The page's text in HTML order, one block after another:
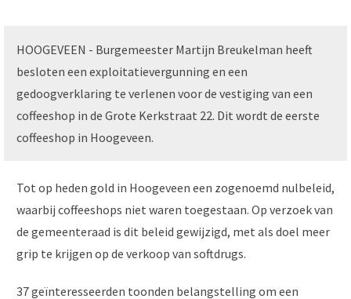
HOOGEVEEN - Burgemeester Martijn Breukelman heeft
besloten een exploitatievergunning en een
gedoogverklaring te verlenen voor de vestiging van een
coffeeshop in de Grote Kerkstraat 22. Dit wordt de eerste
coffeeshop in Hoogeveen.
Tot op heden gold in Hoogeveen een zogenoemd nulbeleid,
waarbij coffeeshops niet waren toegestaan. Op verzoek van
de gemeenteraad is dit beleid gewijzigd, met als doel meer
grip te krijgen op de verkoop van softdrugs.
37 geïnteresseerden toonden belangstelling om een